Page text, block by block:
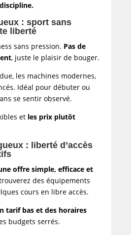
: sport sans
liberté
sans pression. Pas de
, juste le plaisir de bouger.
les machines modernes,
Idéal pour débuter ou
se sentir observé.
et les prix plutôt
: liberté d’accès
offre simple, efficace et
des équipements
cours en libre accès.
tarif bas et des horaires
budgets serrés.